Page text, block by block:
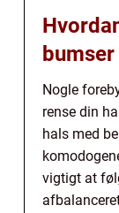
Nogle
rense din
hals med
vigtigt at